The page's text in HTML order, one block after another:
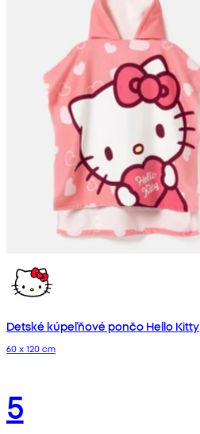
Detské kúpeľňové pončo Hello Kitty
60 x 120 cm
5